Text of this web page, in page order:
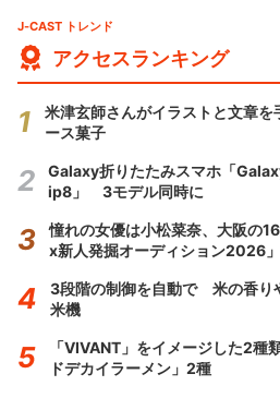
J-CAST トレンド
アクセスランキング
米津玄師さんがイラストと文章
ース菓子
Galaxy折りたたみスマホ「
ip8」 3モデル同時に
憧れの女優は小松菜奈、大阪の
x新人発掘オーディション2026
3段階の制御を自動で 米の香り
米機
「VIVANT」をイメージした2
ドデカイラーメン」2種